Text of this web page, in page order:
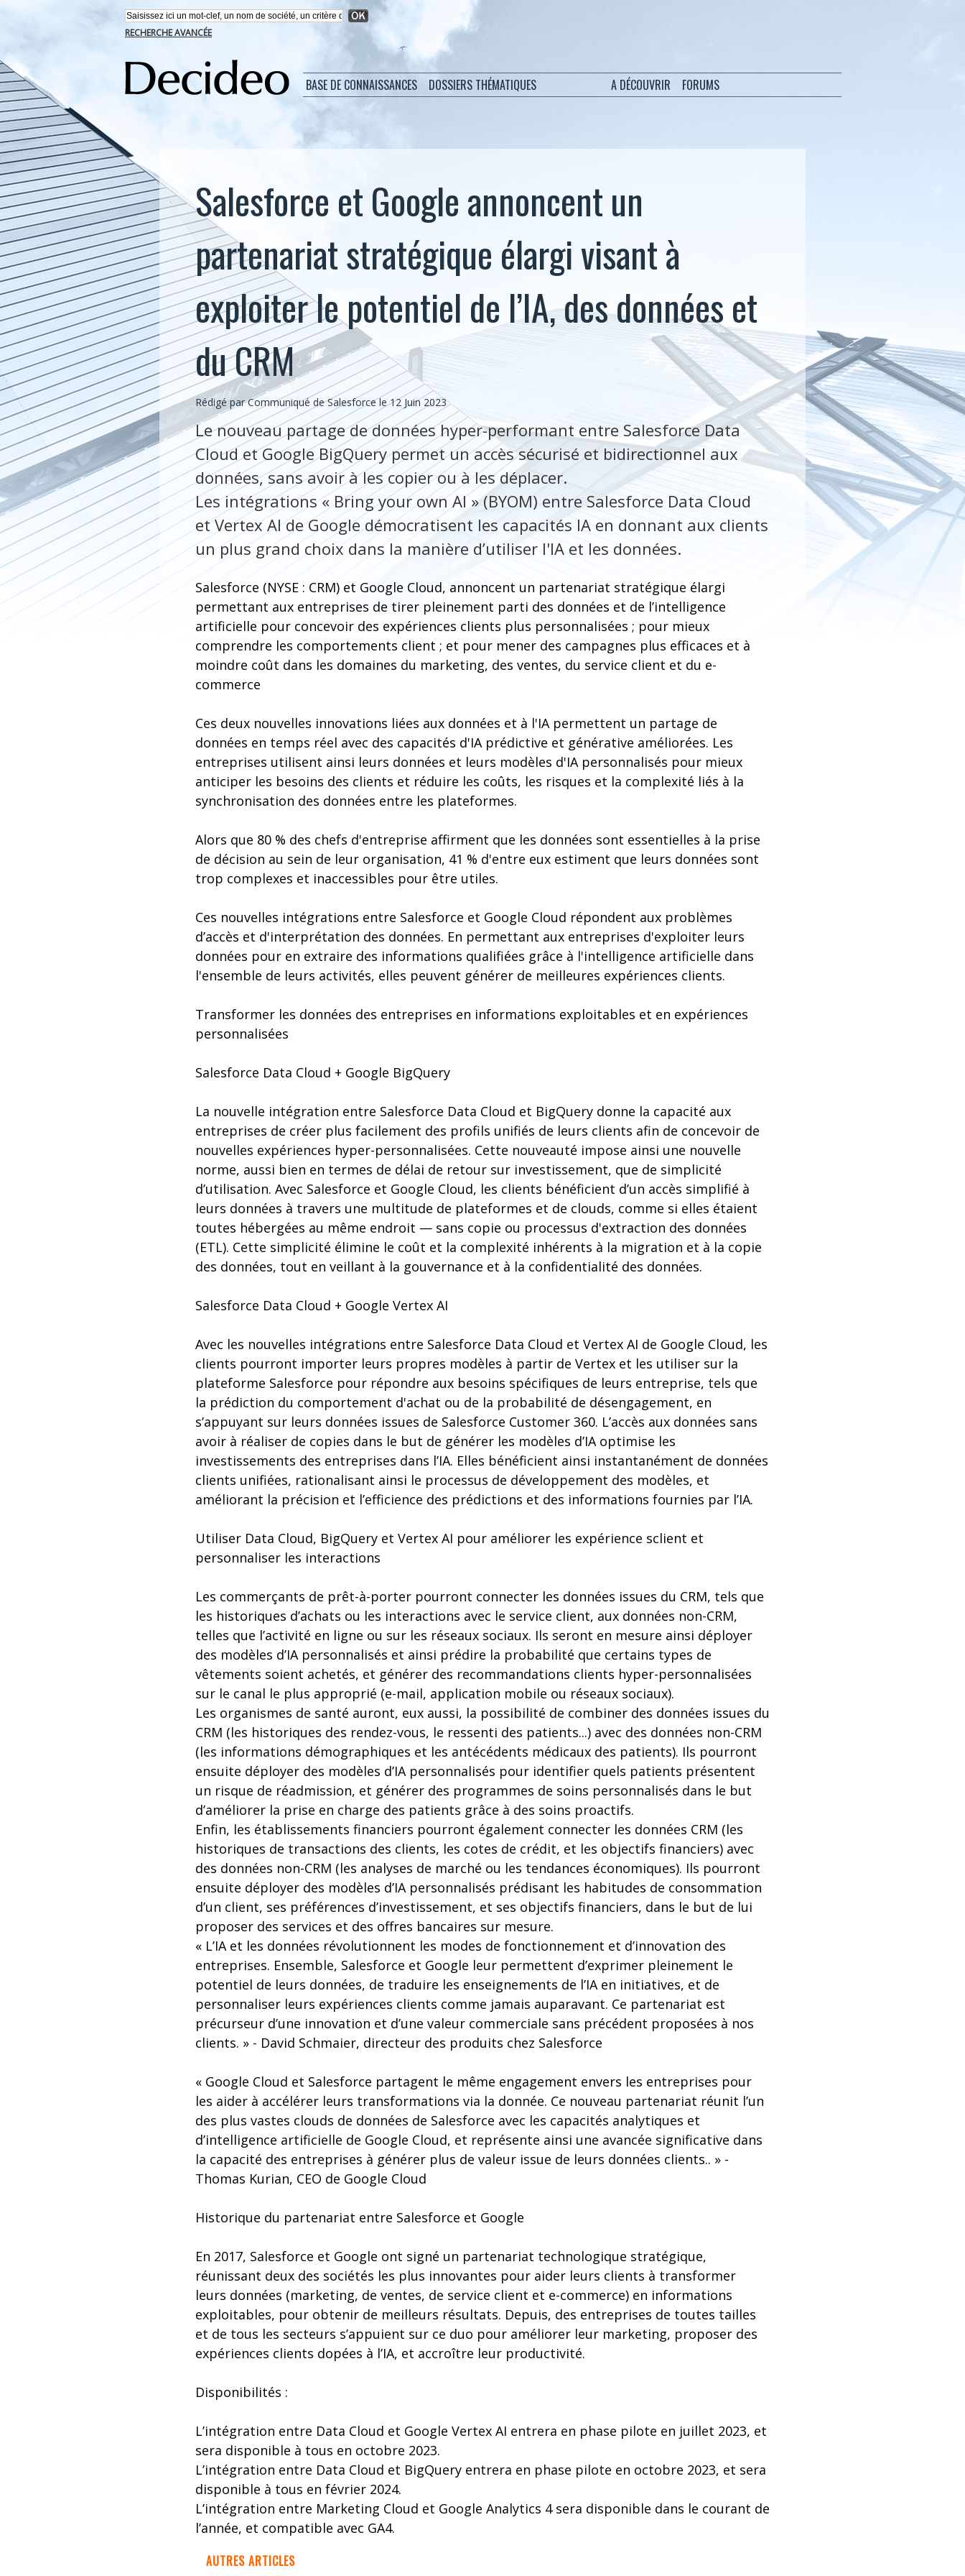
RECHERCHE AVANCÉE
BASE DE CONNAISSANCES DOSSIERS THÉMATIQUES A DÉCOUVRIR FORUMS
Salesforce et Google annoncent un
partenariat stratégique élargi visant à
exploiter le potentiel de l’IA, des données et
du CRM
Rédigé par Communiqué de Salesforce le 12 Juin 2023
Le nouveau partage de données hyper-performant entre Salesforce Data
Cloud et Google BigQuery permet un accès sécurisé et bidirectionnel aux
données, sans avoir à les copier ou à les déplacer.
Les intégrations « Bring your own AI » (BYOM) entre Salesforce Data Cloud
et Vertex AI de Google démocratisent les capacités IA en donnant aux clients
un plus grand choix dans la manière d’utiliser l'IA et les données.
Salesforce (NYSE : CRM) et Google Cloud, annoncent un partenariat stratégique élargi
permettant aux entreprises de tirer pleinement parti des données et de l’intelligence
artificielle pour concevoir des expériences clients plus personnalisées ; pour mieux
comprendre les comportements client ; et pour mener des campagnes plus efficaces et à
moindre coût dans les domaines du marketing, des ventes, du service client et du e-
commerce
Ces deux nouvelles innovations liées aux données et à l'IA permettent un partage de
données en temps réel avec des capacités d'IA prédictive et générative améliorées. Les
entreprises utilisent ainsi leurs données et leurs modèles d'IA personnalisés pour mieux
anticiper les besoins des clients et réduire les coûts, les risques et la complexité liés à la
synchronisation des données entre les plateformes.
Alors que 80 % des chefs d'entreprise affirment que les données sont essentielles à la prise
de décision au sein de leur organisation, 41 % d'entre eux estiment que leurs données sont
trop complexes et inaccessibles pour être utiles.
Ces nouvelles intégrations entre Salesforce et Google Cloud répondent aux problèmes
d’accès et d'interprétation des données. En permettant aux entreprises d'exploiter leurs
données pour en extraire des informations qualifiées grâce à l'intelligence artificielle dans
l'ensemble de leurs activités, elles peuvent générer de meilleures expériences clients.
Transformer les données des entreprises en informations exploitables et en expériences
personnalisées
Salesforce Data Cloud + Google BigQuery
La nouvelle intégration entre Salesforce Data Cloud et BigQuery donne la capacité aux
entreprises de créer plus facilement des profils unifiés de leurs clients afin de concevoir de
nouvelles expériences hyper-personnalisées. Cette nouveauté impose ainsi une nouvelle
norme, aussi bien en termes de délai de retour sur investissement, que de simplicité
d’utilisation. Avec Salesforce et Google Cloud, les clients bénéficient d’un accès simplifié à
leurs données à travers une multitude de plateformes et de clouds, comme si elles étaient
toutes hébergées au même endroit — sans copie ou processus d'extraction des données
(ETL). Cette simplicité élimine le coût et la complexité inhérents à la migration et à la copie
des données, tout en veillant à la gouvernance et à la confidentialité des données.
Salesforce Data Cloud + Google Vertex AI
Avec les nouvelles intégrations entre Salesforce Data Cloud et Vertex AI de Google Cloud, les
clients pourront importer leurs propres modèles à partir de Vertex et les utiliser sur la
plateforme Salesforce pour répondre aux besoins spécifiques de leurs entreprise, tels que
la prédiction du comportement d'achat ou de la probabilité de désengagement, en
s’appuyant sur leurs données issues de Salesforce Customer 360. L’accès aux données sans
avoir à réaliser de copies dans le but de générer les modèles d’IA optimise les
investissements des entreprises dans l’IA. Elles bénéficient ainsi instantanément de données
clients unifiées, rationalisant ainsi le processus de développement des modèles, et
améliorant la précision et l’efficience des prédictions et des informations fournies par l’IA.
Utiliser Data Cloud, BigQuery et Vertex AI pour améliorer les expérience sclient et
personnaliser les interactions
Les commerçants de prêt-à-porter pourront connecter les données issues du CRM, tels que
les historiques d’achats ou les interactions avec le service client, aux données non-CRM,
telles que l’activité en ligne ou sur les réseaux sociaux. Ils seront en mesure ainsi déployer
des modèles d’IA personnalisés et ainsi prédire la probabilité que certains types de
vêtements soient achetés, et générer des recommandations clients hyper-personnalisées
sur le canal le plus approprié (e-mail, application mobile ou réseaux sociaux).
Les organismes de santé auront, eux aussi, la possibilité de combiner des données issues du
CRM (les historiques des rendez-vous, le ressenti des patients...) avec des données non-CRM
(les informations démographiques et les antécédents médicaux des patients). Ils pourront
ensuite déployer des modèles d’IA personnalisés pour identifier quels patients présentent
un risque de réadmission, et générer des programmes de soins personnalisés dans le but
d’améliorer la prise en charge des patients grâce à des soins proactifs.
Enfin, les établissements financiers pourront également connecter les données CRM (les
historiques de transactions des clients, les cotes de crédit, et les objectifs financiers) avec
des données non-CRM (les analyses de marché ou les tendances économiques). Ils pourront
ensuite déployer des modèles d’IA personnalisés prédisant les habitudes de consommation
d’un client, ses préférences d’investissement, et ses objectifs financiers, dans le but de lui
proposer des services et des offres bancaires sur mesure.
« L’IA et les données révolutionnent les modes de fonctionnement et d’innovation des
entreprises. Ensemble, Salesforce et Google leur permettent d’exprimer pleinement le
potentiel de leurs données, de traduire les enseignements de l’IA en initiatives, et de
personnaliser leurs expériences clients comme jamais auparavant. Ce partenariat est
précurseur d’une innovation et d’une valeur commerciale sans précédent proposées à nos
clients. » - David Schmaier, directeur des produits chez Salesforce
« Google Cloud et Salesforce partagent le même engagement envers les entreprises pour
les aider à accélérer leurs transformations via la donnée. Ce nouveau partenariat réunit l’un
des plus vastes clouds de données de Salesforce avec les capacités analytiques et
d’intelligence artificielle de Google Cloud, et représente ainsi une avancée significative dans
la capacité des entreprises à générer plus de valeur issue de leurs données clients.. » -
Thomas Kurian, CEO de Google Cloud
Historique du partenariat entre Salesforce et Google
En 2017, Salesforce et Google ont signé un partenariat technologique stratégique,
réunissant deux des sociétés les plus innovantes pour aider leurs clients à transformer
leurs données (marketing, de ventes, de service client et e-commerce) en informations
exploitables, pour obtenir de meilleurs résultats. Depuis, des entreprises de toutes tailles
et de tous les secteurs s’appuient sur ce duo pour améliorer leur marketing, proposer des
expériences clients dopées à l’IA, et accroître leur productivité.
Disponibilités :
L’intégration entre Data Cloud et Google Vertex AI entrera en phase pilote en juillet 2023, et
sera disponible à tous en octobre 2023.
L’intégration entre Data Cloud et BigQuery entrera en phase pilote en octobre 2023, et sera
disponible à tous en février 2024.
L’intégration entre Marketing Cloud et Google Analytics 4 sera disponible dans le courant de
l’année, et compatible avec GA4.
AUTRES ARTICLES